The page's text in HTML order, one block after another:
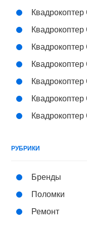
РУБРИКИ
Бренды
Поломки
Ремонт